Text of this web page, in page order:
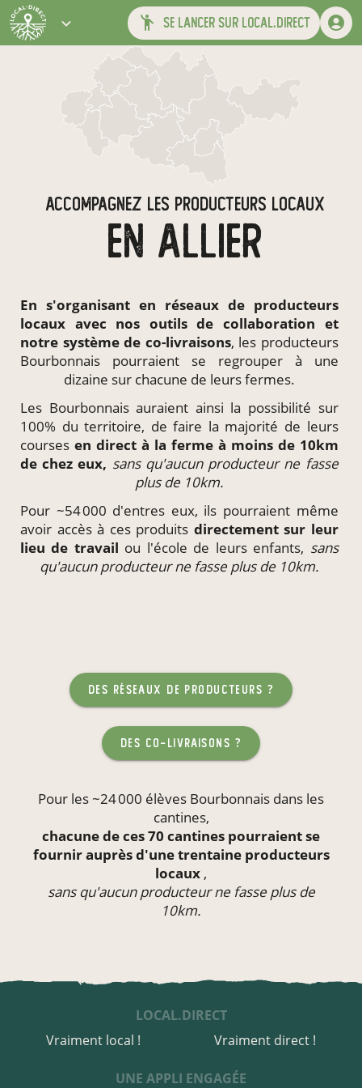
se lancer sur local.direct
ACCOMPAGNEZ LES PRODUCTEURS LOCAUX
EN ALLIER
En s'organisant en réseaux de producteurs
locaux avec nos outils de collaboration et
notre système de co-livraisons, les producteurs
Bourbonnais pourraient se regrouper à une
dizaine sur chacune de leurs fermes.
Les Bourbonnais auraient ainsi la possibilité sur
100% du territoire, de faire la majorité de leurs
courses en direct à la ferme à moins de 10km
de chez eux, sans qu'aucun producteur ne fasse
plus de 10km.
Pour ~54 000 d'entres eux, ils pourraient même
avoir accès à ces produits directementsur leur
lieu de travail ou l'école de leurs enfants, sans
qu'aucun producteur ne fasse plus de 10km.
des réseaux de producteurs ?
des co-livraisons ?
Pour les ~24 000 élèves Bourbonnais dans les
cantines,
chacune de ces 70 cantines pourraient se
fournir auprès d'une trentaine producteurs
locaux ,
sans qu'aucun producteur ne fasse plus de
10km.
LOCAL.DIRECT
Vraiment local !
Vraiment direct !
UNE APPLI ENGAGÉE